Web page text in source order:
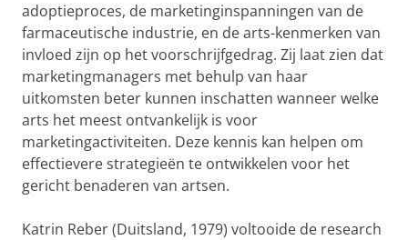
adoptieproces, de marketinginspanningen van de
farmaceutische industrie, en de arts-kenmerken van
invloed zijn op het voorschrijfgedrag. Zij laat zien dat
marketingmanagers met behulp van haar
uitkomsten beter kunnen inschatten wanneer welke
arts het meest ontvankelijk is voor
marketingactiviteiten. Deze kennis kan helpen om
effectievere strategieën te ontwikkelen voor het
gericht benaderen van artsen.
Katrin Reber (Duitsland, 1979) voltooide de research